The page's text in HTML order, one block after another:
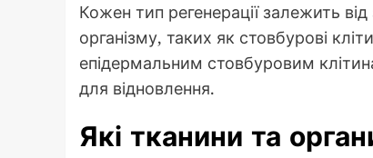
Кожен тип регенерації залежить від
організму, таких як стовбурові
епідермальним стовбуровим
для відновлення.
Які тканини та